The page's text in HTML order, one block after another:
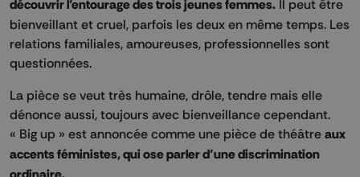
découvrir l’entourage des trois jeunes femmes. Il peut être
bienveillant et cruel, parfois les deux en même temps. Les
relations familiales, amoureuses, professionnelles sont
questionnées.
La pièce se veut très humaine, drôle, tendre mais elle
dénonce aussi, toujours avec bienveillance cependant.
« Big up » est annoncée comme une pièce de théâtre aux
accents féministes, qui ose parler d’une discrimination